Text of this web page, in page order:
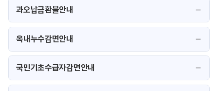
과오납금환불안내
옥내누수감면안내
국민기초수급자감면안내